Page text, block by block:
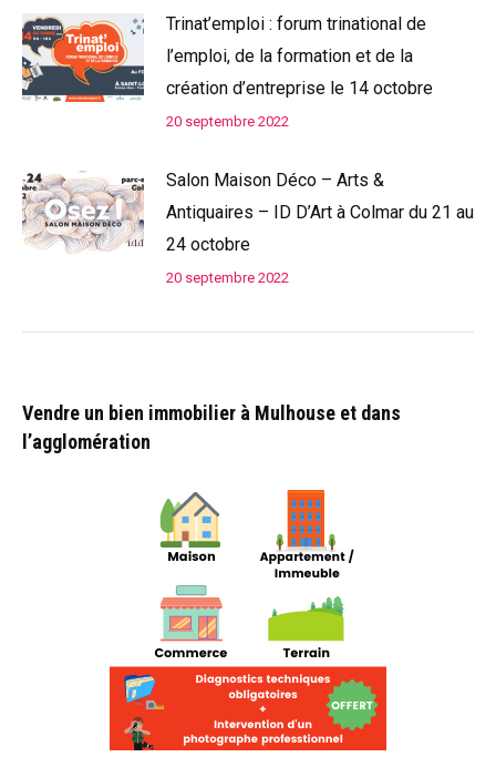
Trinat’emploi : forum trinational de
l’emploi, de la formation et de la
création d’entreprise le 14 octobre
20 septembre 2022
Salon Maison Déco – Arts &
Antiquaires – ID D’Art à Colmar du 21 au
24 octobre
20 septembre 2022
Vendre un bien immobilier à Mulhouse et dans
l’agglomération